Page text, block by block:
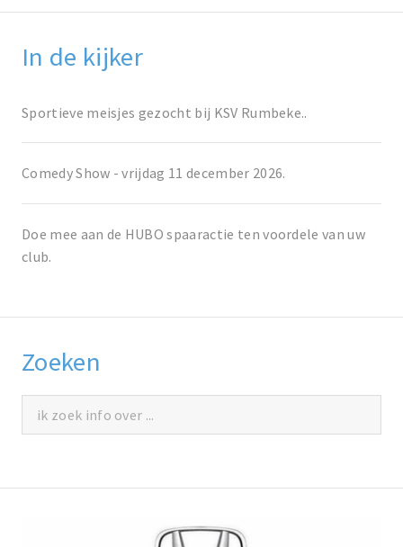
In de kijker
Sportieve meisjes gezocht bij KSV Rumbeke..
Comedy Show - vrijdag 11 december 2026.
Doe mee aan de HUBO spaaractie ten voordele van uw
club.
Zoeken